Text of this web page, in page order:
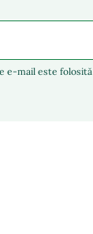
e-mail este